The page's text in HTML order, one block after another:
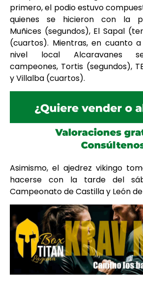
primero, el podio estuvo
quienes se hicieron con la
Muñices (segundos), El Sapal
(cuartos). Mientras, en cuanto
nivel local Alcaravanes
campeones, Tortis (segundos),
y Villalba (cuartos).
Asimismo, el ajedrez vikingo
hacerse con la tarde del
Campeonato de Castilla y León